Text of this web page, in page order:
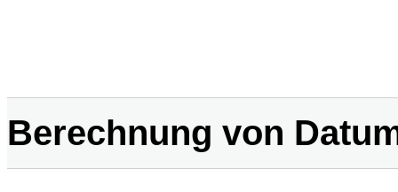
Berechnung von